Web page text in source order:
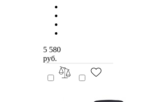
5 580
руб.